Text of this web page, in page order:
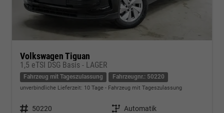
Volkswagen Tiguan
1,5 eTSI DSG Basis - LAGER
Fahrzeug mit Tageszulassung Fahrzeugnr.: 50220
unverbindliche Lieferzeit: 10 Tage Fahrzeug mit Tageszulassung
Fahrzeugnr. 50220 Getriebe Automatik